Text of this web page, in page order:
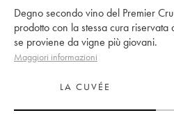
Degno secondo vino del Premier
prodotto con la stessa cura
se proviene da vigne più giovani.
Maggiori informazioni
LA CUVÉE